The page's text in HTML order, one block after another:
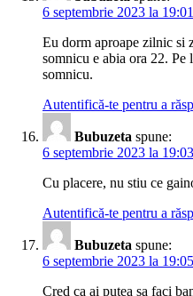
6 septembrie 2023 la 19:01
Eu dorm aproape zilnic si
somnicu e abia ora 22. Pe
somnicu.
Autentifică-te pentru a
Bubuzeta spune:
6 septembrie 2023 la 19:03
Cu placere, nu stiu ce
Autentifică-te pentru a
Bubuzeta spune:
6 septembrie 2023 la 19:05
Cred ca ai putea sa faci